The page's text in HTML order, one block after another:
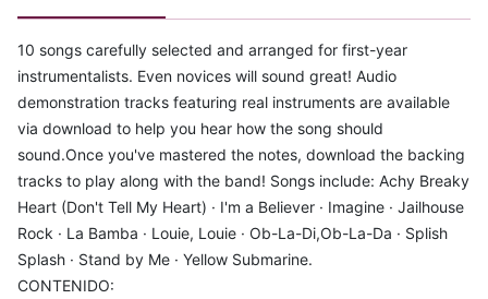
10 songs carefully selected and arranged for first-year
instrumentalists. Even novices will sound great! Audio
demonstration tracks featuring real instruments are available
via download to help you hear how the song should
sound.Once you've mastered the notes, download the backing
tracks to play along with the band! Songs include: Achy Breaky
Heart (Don't Tell My Heart) · I'm a Believer · Imagine · Jailhouse
Rock · La Bamba · Louie, Louie · Ob-La-Di,Ob-La-Da · Splish
Splash · Stand by Me · Yellow Submarine.
CONTENIDO: